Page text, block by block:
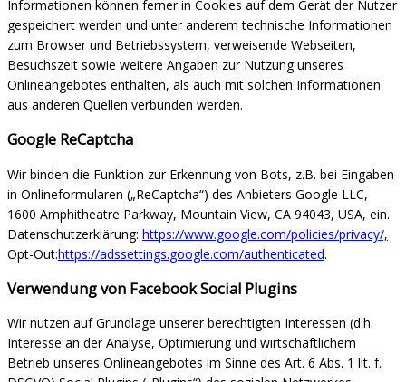
Informationen können ferner in Cookies auf dem Gerät der Nutzer
gespeichert werden und unter anderem technische Informationen
zum Browser und Betriebssystem, verweisende Webseiten,
Besuchszeit sowie weitere Angaben zur Nutzung unseres
Onlineangebotes enthalten, als auch mit solchen Informationen
aus anderen Quellen verbunden werden.
Google ReCaptcha
Wir binden die Funktion zur Erkennung von Bots, z.B. bei Eingaben
in Onlineformularen („ReCaptcha“) des Anbieters Google LLC,
1600 Amphitheatre Parkway, Mountain View, CA 94043, USA, ein.
Datenschutzerklärung: https://www.google.com/policies/privacy/,
Opt-Out:https://adssettings.google.com/authenticated.
Verwendung von Facebook Social Plugins
Wir nutzen auf Grundlage unserer berechtigten Interessen (d.h.
Interesse an der Analyse, Optimierung und wirtschaftlichem
Betrieb unseres Onlineangebotes im Sinne des Art. 6 Abs. 1 lit. f.